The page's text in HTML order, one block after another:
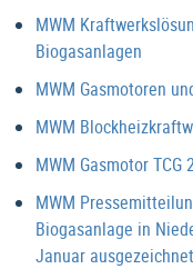
MWM
Biogasanlagen
MWM Gasmotoren
MWM
MWM Gasmotor TCG
MWM
Biogasanlage in
Januar ausgezeichnet